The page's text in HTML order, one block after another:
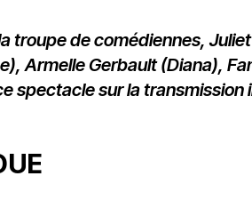
troupe de comédiennes,
Armelle Gerbault (Diana),
spectacle sur la